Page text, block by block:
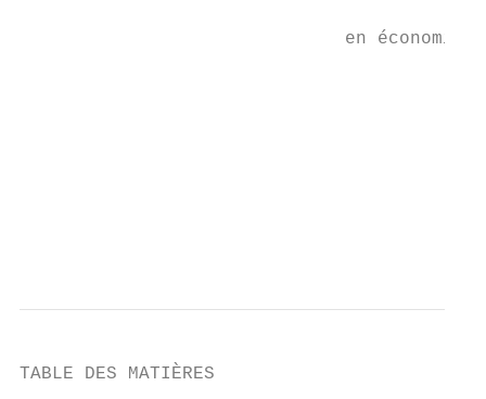
en économie
TABLE DES MATIÈRES